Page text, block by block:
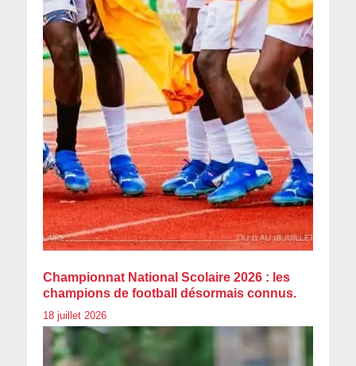
Championnat National Scolaire 2026 : les
champions de football désormais connus.
18 juillet 2026